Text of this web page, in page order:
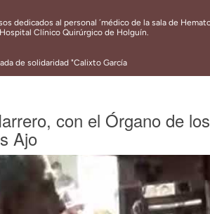
con el Órgano de los
Ajo